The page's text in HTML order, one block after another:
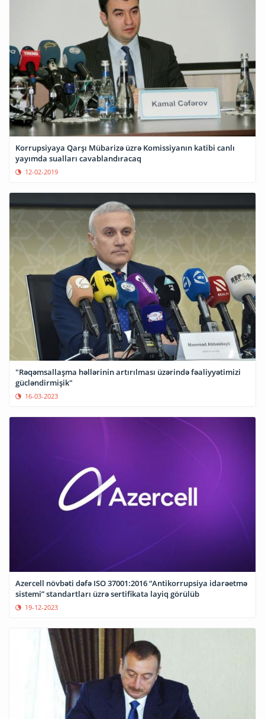
Korrupsiyaya Qarşı Mübarizə üzrə Komissiyanın katibi canlı
yayımda sualları cavablandıracaq
12-02-2019
"Rəqəmsallaşma həllərinin artırılması üzərində fəaliyyətimizi
gücləndirmişik"
16-03-2023
Azercell növbəti dəfə ISO 37001:2016 “Antikorrupsiya idarəetmə
19-12-2023